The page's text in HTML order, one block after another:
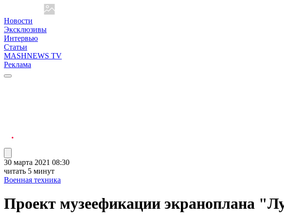
Новости
Эксклюзивы
Интервью
Статьи
MASHNEWS TV
Реклама
30 марта 2021 08:30
читать 5 минут
Военная техника
Проект музеефикации экраноплана